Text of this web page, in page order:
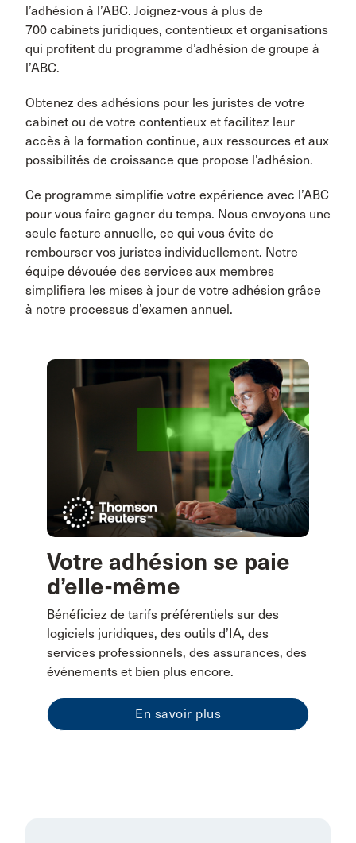
l’adhésion à l’ABC. Joignez-vous à plus de
700 cabinets juridiques, contentieux et organisations
qui profitent du programme d’adhésion de groupe à
l’ABC.
Obtenez des adhésions pour les juristes de votre
cabinet ou de votre contentieux et facilitez leur
accès à la formation continue, aux ressources et aux
possibilités de croissance que propose l’adhésion.
Ce programme simplifie votre expérience avec l’ABC
pour vous faire gagner du temps. Nous envoyons une
seule facture annuelle, ce qui vous évite de
rembourser vos juristes individuellement. Notre
équipe dévouée des services aux membres
simplifiera les mises à jour de votre adhésion grâce
à notre processus d’examen annuel.
Votre adhésion se paie
d’elle-même
Bénéficiez de tarifs préférentiels sur des
logiciels juridiques, des outils d’IA, des
services professionnels, des assurances, des
événements et bien plus encore.
En savoir plus